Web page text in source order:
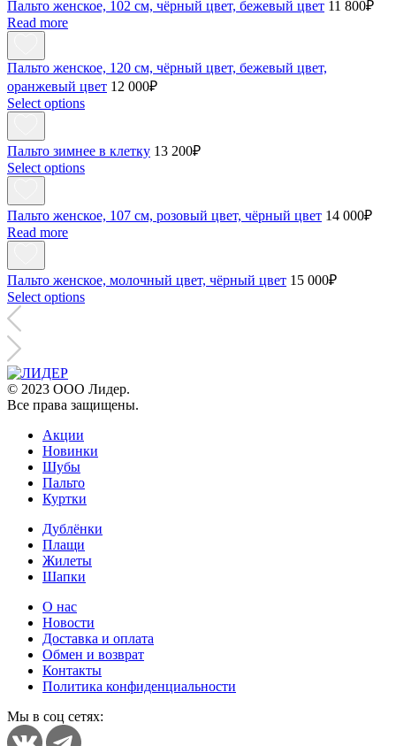
Пальто женское, 102 см, чёрный цвет, бежевый цвет 11 800₽
Read more
Пальто женское, 120 см, чёрный цвет, бежевый цвет,
оранжевый цвет 12 000₽
Select options
Пальто зимнее в клетку 13 200₽
Select options
Пальто женское, 107 см, розовый цвет, чёрный цвет 14 000₽
Read more
Пальто женское, молочный цвет, чёрный цвет 15 000₽
Select options
© 2023 ООО Лидер.
Все права защищены.
Акции
Новинки
Шубы
Пальто
Куртки
Дублёнки
Плащи
Жилеты
Шапки
О нас
Новости
Доставка и оплата
Обмен и возврат
Контакты
Политика конфиденциальности
Мы в соц сетях: